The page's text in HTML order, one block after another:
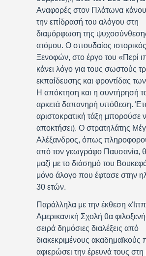
Αναφορές στον Πλάτωνα
την επίδρασή του αλόγου στη
διαμόρφωση της
ατόμου. Ο σπουδαίος
Ξενοφών, στο έργο του «Περί
κάνει λόγο για τους σωστούς
εκπαίδευσης και φροντίδας
Η απόκτηση και η συντήρησή
αρκετά δαπανηρή υπόθεση.
αριστοκρατική τάξη μπορούσε
αποκτήσει). Ο στρατηλάτης
Αλέξανδρος, όπως
από τον γεωγράφο Παυσανία,
μαζί με το διάσημό του
μόνο άλογο που έφτασε στην
30 ετών.
Παράλληλα με την έκθεση
Αμερικανική Σχολή θα
σειρά δημόσιες διαλέξεις από
διακεκριμένους ακαδημαϊκούς
αφιερώσει την έρευνά τους στη